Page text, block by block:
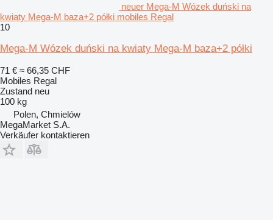
neuer Mega-M Wózek duński na
kwiaty Mega-M baza+2 półki mobiles Regal
10
Mega-M Wózek duński na kwiaty Mega-M baza+2 półki
71 € ≈ 66,35 CHF
Mobiles Regal
Zustand neu
100 kg
Polen, Chmielów
MegaMarket S.A.
Verkäufer kontaktieren